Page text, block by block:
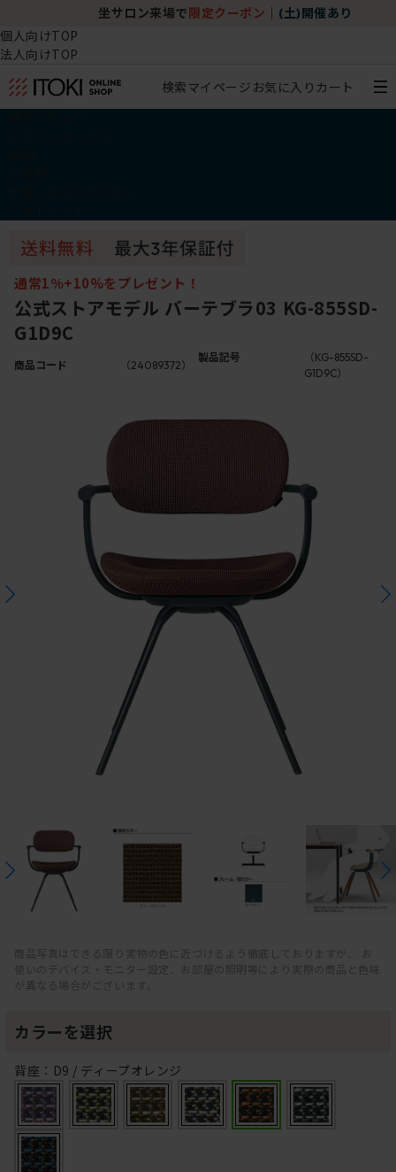
坐サロン来場で限定クーポン｜(土)開催あり
個人向けTOP
法人向けTOP
検索マイページ お気に入り カート
通常1％+10%をプレゼント！
公式ストアモデル バーテブラ03 KG-855SD-
G1D9C
商品コード （24089372）
製品記号
（KG-855SD-
G1D9C）
商品写真はできる限り実物の色に近づけるよう徹底しておりますが、 お
使いのデバイス・モニター設定、お部屋の照明等により実際の商品と色味
が異なる場合がございます。
カラーを選択
背座：D9 / ディープオレンジ